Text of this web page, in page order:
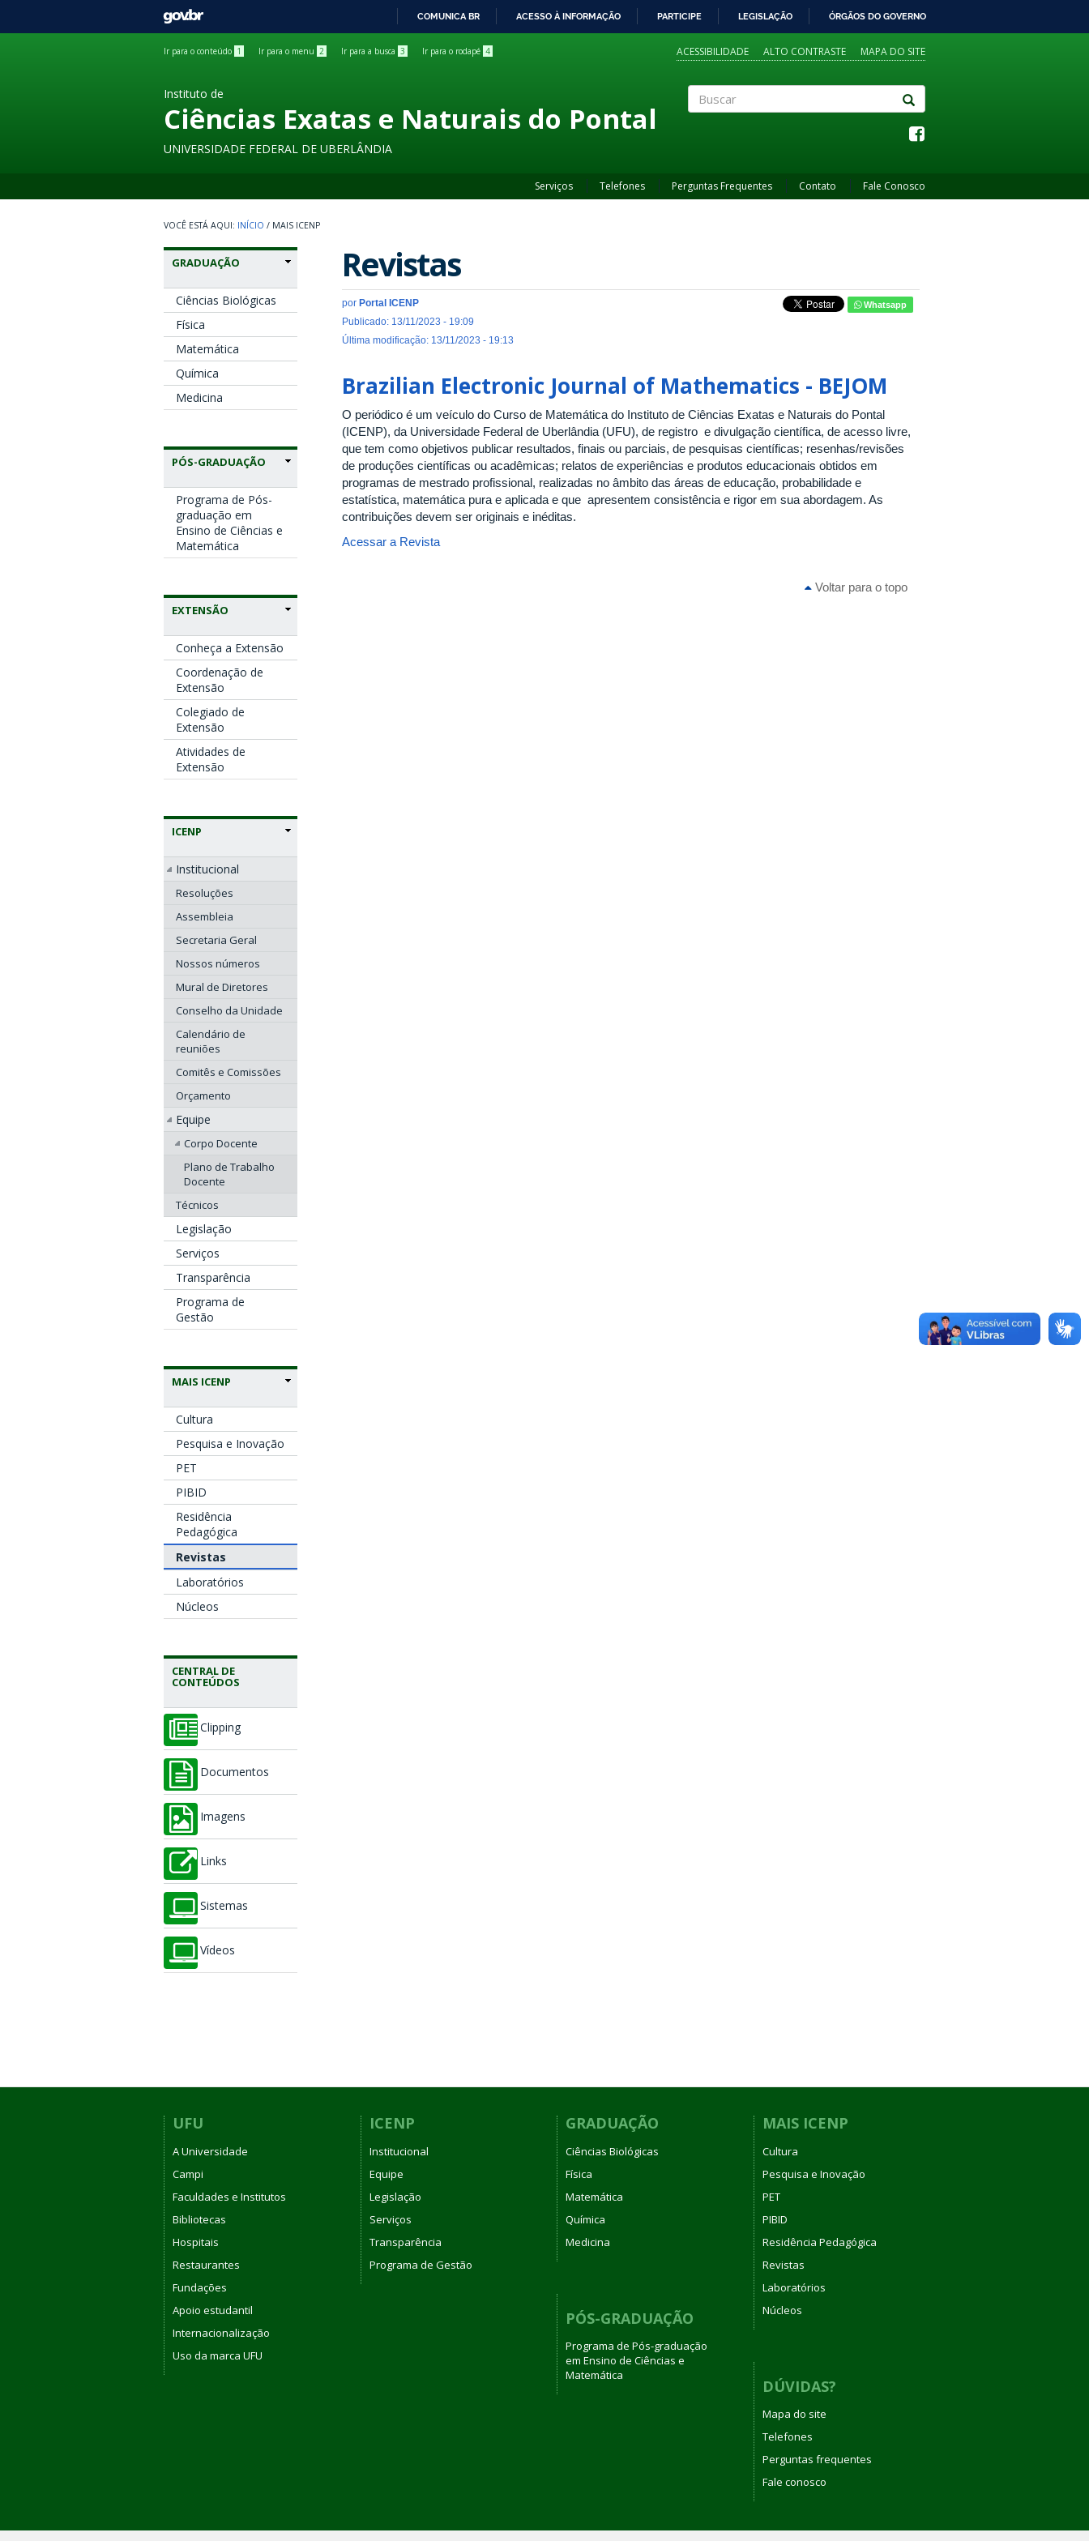
GOVBR
COMUNICA BR ACESSO À INFORMAÇÃO PARTICIPE LEGISLAÇÃO ÓRGÃOS DO GOVERNO
Ir para o conteúdo 1 Ir para o menu 2 Ir para a busca 3 Ir para o rodapé 4 ACESSIBILIDADE ALTO CONTRASTE MAPA DO SITE
Instituto de
Ciências Exatas e Naturais do Pontal
UNIVERSIDADE FEDERAL DE UBERLÂNDIA
Serviços Telefones Perguntas Frequentes Contato Fale Conosco
INÍCIO / MAIS ICENP
GRADUAÇÃO
Ciências Biológicas
Física
Matemática
Química
Medicina
PÓS-GRADUAÇÃO
Programa de Pós-
graduação em
Ensino de Ciências e
Matemática
EXTENSÃO
Conheça a Extensão
Coordenação de
Extensão
Colegiado de
Extensão
Atividades de
Extensão
ICENP
Institucional
Resoluções
Assembleia
Secretaria Geral
Nossos números
Mural de Diretores
Conselho da Unidade
Calendário de
reuniões
Comitês e Comissões
Orçamento
Equipe
Corpo Docente
Plano de Trabalho
Docente
Técnicos
Legislação
Serviços
Transparência
Programa de
Gestão
MAIS ICENP
Cultura
Pesquisa e Inovação
PET
PIBID
Residência
Pedagógica
Revistas
Laboratórios
Núcleos
CENTRAL DE
CONTEÚDOS
Clipping
Documentos
Imagens
Links
Sistemas
Vídeos
Revistas
por Portal ICENP
Publicado: 13/11/2023 - 19:09
Última modificação: 13/11/2023 - 19:13
Whatsapp
Brazilian Electronic Journal of Mathematics - BEJOM
O periódico é um veículo do Curso de Matemática do Instituto de Ciências Exatas e Naturais do Pontal
(ICENP), da Universidade Federal de Uberlândia (UFU), de registro e divulgação científica, de acesso livre,
que tem como objetivos publicar resultados, finais ou parciais, de pesquisas científicas; resenhas/revisões
de produções científicas ou acadêmicas; relatos de experiências e produtos educacionais obtidos em
programas de mestrado profissional, realizadas no âmbito das áreas de educação, probabilidade e
estatística, matemática pura e aplicada e que apresentem consistência e rigor em sua abordagem. As
contribuições devem ser originais e inéditas.
Acessar a Revista
Voltar para o topo
UFU
A Universidade
Campi
Faculdades e Institutos
Bibliotecas
Hospitais
Restaurantes
Fundações
Apoio estudantil
Internacionalização
Uso da marca UFU
ICENP
Institucional
Equipe
Legislação
Serviços
Transparência
Programa de Gestão
GRADUAÇÃO
Ciências Biológicas
Física
Matemática
Química
Medicina
PÓS-GRADUAÇÃO
Programa de Pós-graduação
em Ensino de Ciências e
Matemática
MAIS ICENP
Cultura
Pesquisa e Inovação
PET
PIBID
Residência Pedagógica
Revistas
Laboratórios
Núcleos
DÚVIDAS?
Mapa do site
Telefones
Perguntas frequentes
Fale conosco